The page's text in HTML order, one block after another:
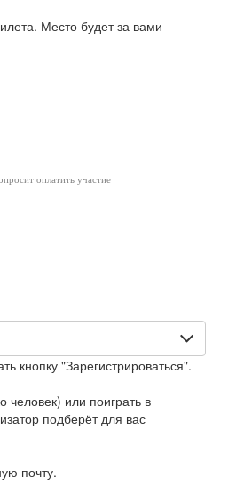
Место будет за вами
оплатить участие
кнопку "Зарегистрироваться".
человек) или поиграть в
подберёт для вас
почту.